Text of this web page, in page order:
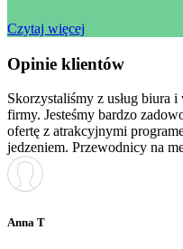
Czytaj więcej
Opinie klientów
Skorzystaliśmy z usług biura
firmy. Jesteśmy bardzo
ofertę z atrakcyjnymi
jedzeniem. Przewodnicy na
Anna T